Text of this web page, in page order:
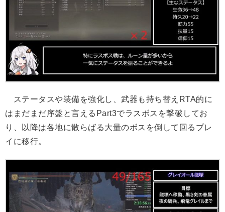
ステータスや装備を強化し、武器も持ち替えRTA的に
はまだまだ序盤と言えるPart3でラスボスを撃破してお
り、以降は各地に散らばる大量のボスを倒して回るプレ
イに移行。